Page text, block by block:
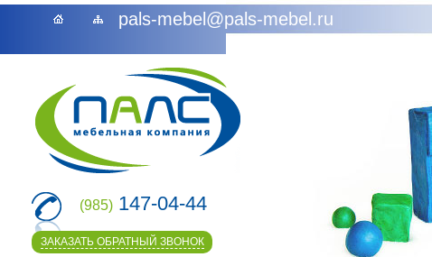
pals-mebel@pals-mebel.ru
(985) 147-04-44
ЗАКАЗАТЬ ОБРАТНЫЙ ЗВОНОК